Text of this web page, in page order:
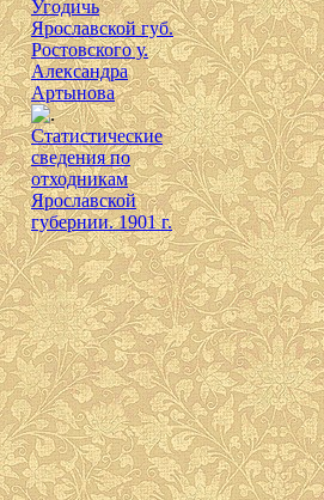
Угодичь
Ярославской губ.
Ростовского у.
Александра
Артынова
Cтатистические
сведения по
отходникам
Ярославской
губернии. 1901 г.